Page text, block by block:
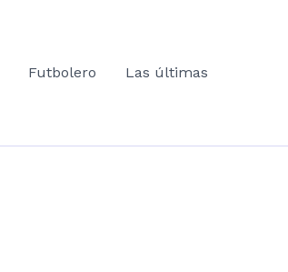
Futbolero Las últimas